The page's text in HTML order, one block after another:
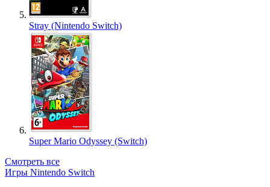
Stray (Nintendo Switch)
Super Mario Odyssey (Switch)
Смотреть все
Игры Nintendo Switch